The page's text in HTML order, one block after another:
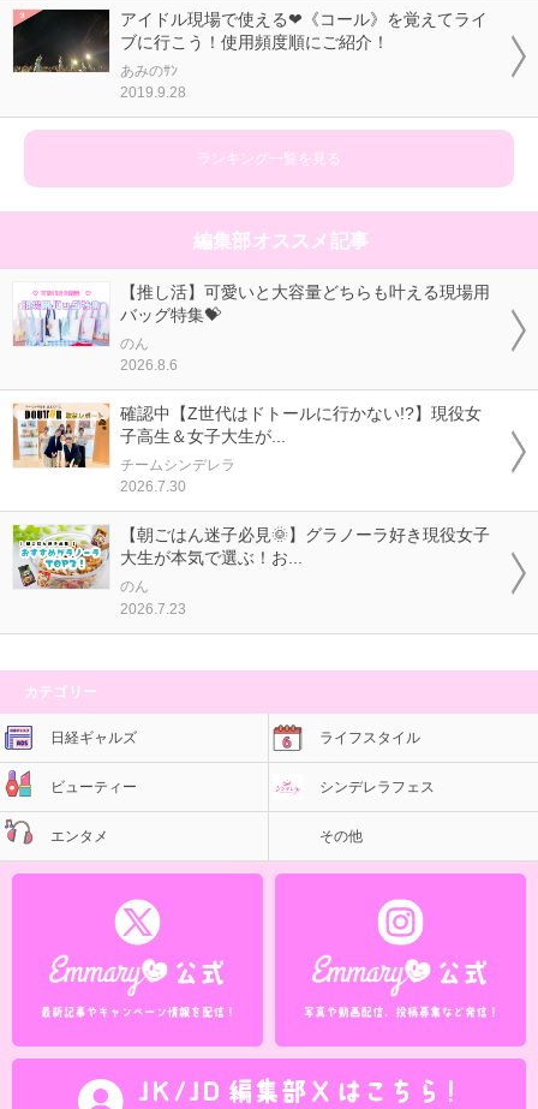
アイドル現場で使える❤《コール》を覚えてライ
ブに行こう！使用頻度順にご紹介！
あみのｻﾝ
2019.9.28
ランキング一覧を見る
編集部オススメ記事
【推し活】可愛いと大容量どちらも叶える現場用
バッグ特集💝
のん
2026.8.6
確認中【Z世代はドトールに行かない!?】現役女
子高生＆女子大生が...
チームシンデレラ
2026.7.30
【朝ごはん迷子必見🌞】グラノーラ好き現役女子
大生が本気で選ぶ！お...
のん
2026.7.23
カテゴリー
日経ギャルズ ライフスタイル
ビューティー シンデレラフェス
エンタメ その他